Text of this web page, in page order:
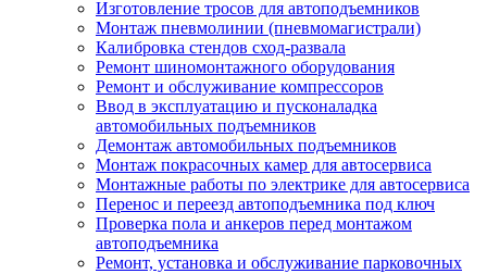
Изготовление тросов для автоподъемников
Монтаж пневмолинии (пневмомагистрали)
Калибровка стендов сход-развала
Ремонт шиномонтажного оборудования
Ремонт и обслуживание компрессоров
Ввод в эксплуатацию и пусконаладка
автомобильных подъемников
Демонтаж автомобильных подъемников
Монтаж покрасочных камер для автосервиса
Монтажные работы по электрике для автосервиса
Перенос и переезд автоподъемника под ключ
Проверка пола и анкеров перед монтажом
автоподъемника
Ремонт, установка и обслуживание парковочных